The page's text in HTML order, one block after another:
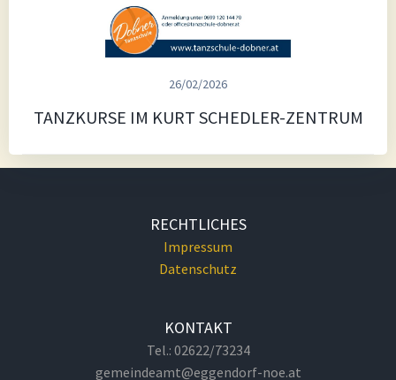
26/02/2026
TANZKURSE IM KURT SCHEDLER-ZENTRUM
RECHTLICHES
Impressum
Datenschutz
KONTAKT
Tel.: 02622/73234
gemeindeamt@eggendorf-noe.at